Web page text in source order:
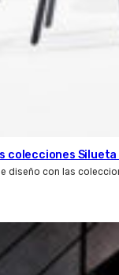
colecciones Silueta
diseño con las